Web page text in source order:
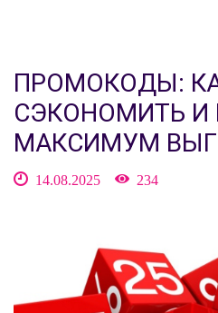
ПРОМОКОДЫ:
СЭКОНОМИТЬ И
МАКСИМУМ
14.08.2025 234